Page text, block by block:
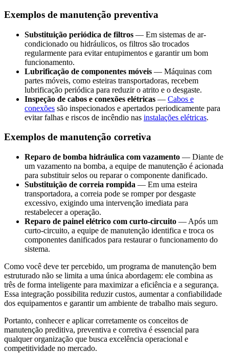
Exemplos de manutenção preventiva
Substituição periódica de filtros — Em sistemas de ar-
condicionado ou hidráulicos, os filtros são trocados
regularmente para evitar entupimentos e garantir um bom
funcionamento.
Lubrificação de componentes móveis — Máquinas com
partes móveis, como esteiras transportadoras, recebem
lubrificação periódica para reduzir o atrito e o desgaste.
Inspeção de cabos e conexões elétricas — Cabos e
conexões são inspecionados e apertados periodicamente para
evitar falhas e riscos de incêndio nas instalações elétricas.
Exemplos de manutenção corretiva
Reparo de bomba hidráulica com vazamento — Diante de
um vazamento na bomba, a equipe de manutenção é acionada
para substituir selos ou reparar o componente danificado.
Substituição de correia rompida — Em uma esteira
transportadora, a correia pode se romper por desgaste
excessivo, exigindo uma intervenção imediata para
restabelecer a operação.
Reparo de painel elétrico com curto-circuito — Após um
curto-circuito, a equipe de manutenção identifica e troca os
componentes danificados para restaurar o funcionamento do
sistema.
Como você deve ter percebido, um programa de manutenção bem
estruturado não se limita a uma única abordagem: ele combina as
três de forma inteligente para maximizar a eficiência e a segurança.
Essa integração possibilita reduzir custos, aumentar a confiabilidade
dos equipamentos e garantir um ambiente de trabalho mais seguro.
Portanto, conhecer e aplicar corretamente os conceitos de
manutenção preditiva, preventiva e corretiva é essencial para
qualquer organização que busca excelência operacional e
competitividade no mercado.